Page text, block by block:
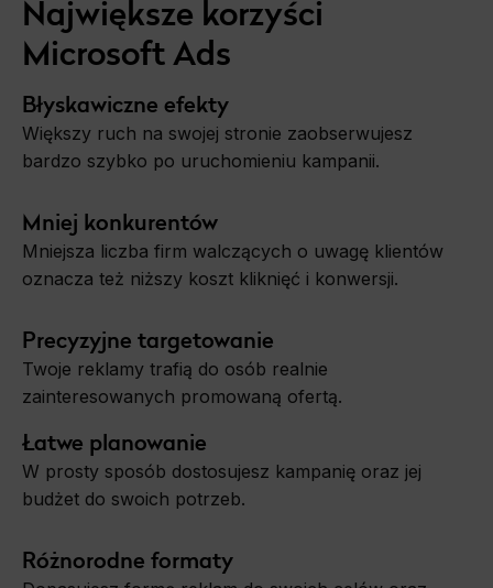
Największe korzyści
Microsoft Ads
Błyskawiczne efekty
Większy ruch na swojej stronie zaobserwujesz
bardzo szybko po uruchomieniu kampanii.
Mniej konkurentów
Mniejsza liczba firm walczących o uwagę klientów
oznacza też niższy koszt kliknięć i konwersji.
Precyzyjne targetowanie
Twoje reklamy trafią do osób realnie
zainteresowanych promowaną ofertą.
Łatwe planowanie
W prosty sposób dostosujesz kampanię oraz jej
budżet do swoich potrzeb.
Różnorodne formaty